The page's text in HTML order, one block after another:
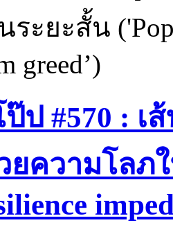
ะยะสั้น
greed’)
ป #570 :
ความโลภใ